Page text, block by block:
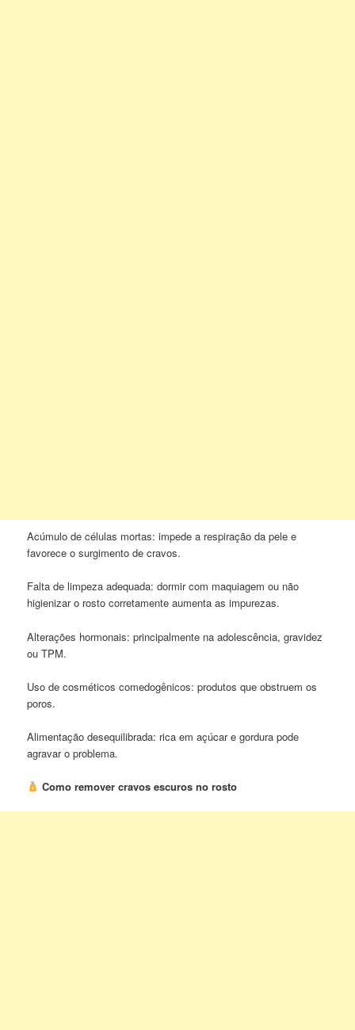
Acúmulo de células mortas: impede a respiração da pele e
favorece o surgimento de cravos.
Falta de limpeza adequada: dormir com maquiagem ou não
higienizar o rosto corretamente aumenta as impurezas.
Alterações hormonais: principalmente na adolescência, gravidez
ou TPM.
Uso de cosméticos comedogênicos: produtos que obstruem os
poros.
Alimentação desequilibrada: rica em açúcar e gordura pode
agravar o problema.
Como remover cravos escuros no rosto